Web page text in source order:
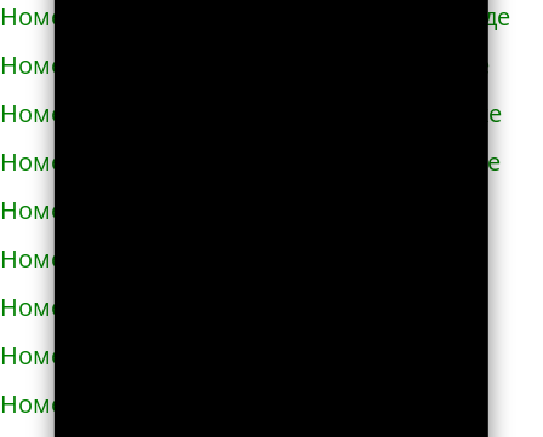
Номера телефонов такси в Новомиргороде
Номера телефонов такси в Новоукраинке
Номера телефонов такси в Новояворовске
Номера телефонов такси в Новом Роздоле
Номера телефонов такси в Носовке
Номера телефонов такси в Обухове
Номера телефонов такси в Овидиополе
Номера телефонов такси в Овруче
Номера телефонов такси в Одессе